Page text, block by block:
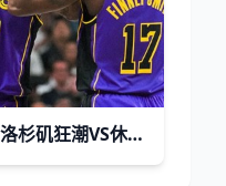
洛杉矶狂潮VS休斯顿铁钻